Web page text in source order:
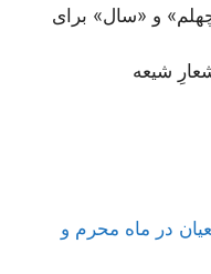
و «سال» برای
شیعه
در ماه محرم و